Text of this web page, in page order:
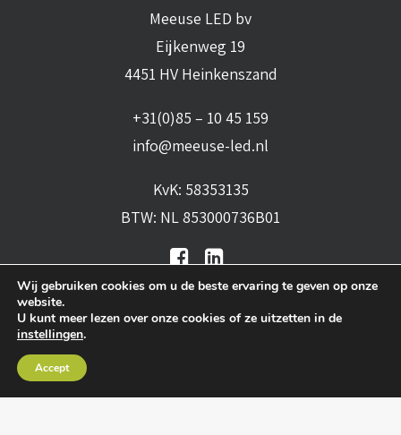
Meeuse LED bv
Eijkenweg 19
4451 HV Heinkenszand
+31(0)85 – 10 45 159
info@meeuse-led.nl
KvK: 58353135
BTW: NL 853000736B01
leveringsvoorwaarden
Wij gebruiken cookies om u de beste ervaring te geven op onze
website.
U kunt meer lezen over onze cookies of ze uitzetten in de
instellingen.
Accept